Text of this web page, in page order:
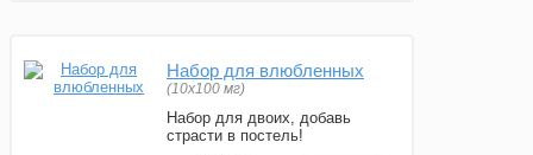
Набор для влюбленных
(10х100 мг)
Набор для двоих, добавь
страсти в постель!